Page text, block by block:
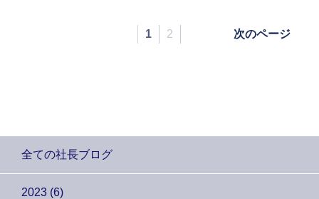
1 2 次のページ
全ての社長ブログ
2023 (6)